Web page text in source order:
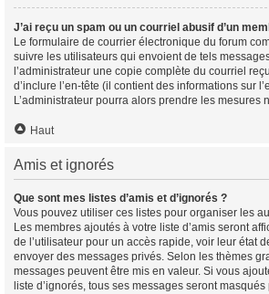
J’ai reçu un spam ou un courriel abusif d’un
Le formulaire de courrier électronique du forum
suivre les utilisateurs qui envoient de tels
l’administrateur une copie complète du courriel
d’inclure l’en-tête (il contient des informations sur
L’administrateur pourra alors prendre les mesures
Haut
Amis et ignorés
Que sont mes listes d’amis et d’ignorés ?
Vous pouvez utiliser ces listes pour organiser les
Les membres ajoutés à votre liste d’amis seront
de l’utilisateur pour un accès rapide, voir leur état
envoyer des messages privés. Selon les thèmes
messages peuvent être mis en valeur. Si vous
liste d’ignorés, tous ses messages seront masqués